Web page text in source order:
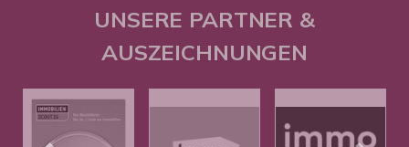
UNSERE PARTNER &
AUSZEICHNUNGEN